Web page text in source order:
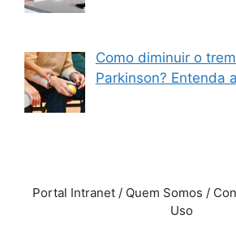
Como diminuir o
Parkinson? Entenda
Portal Intranet / Quem Somos /
Uso